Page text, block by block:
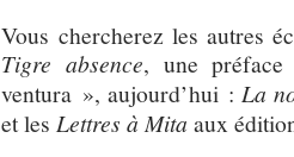
Vous chercherez les autres
Tigre absence, une
ventura », aujourd’hui :La
et lesLettres à Mita aux